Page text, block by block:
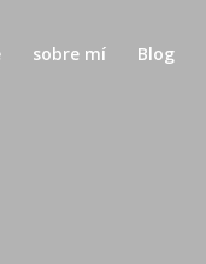
sobre mí Blog